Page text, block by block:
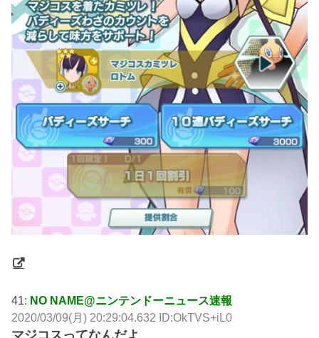
41: NO NAME@ニンテンドーニュース速報
2020/03/09(月) 20:29:04.632 ID:OkTVS+iL0